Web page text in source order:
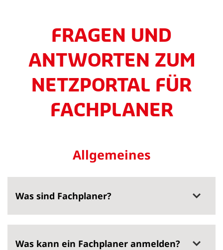
FRAGEN UND
ANTWORTEN ZUM
NETZPORTAL FÜR
FACHPLANER
Allgemeines
Was sind Fachplaner?
Was kann ein Fachplaner anmelden?